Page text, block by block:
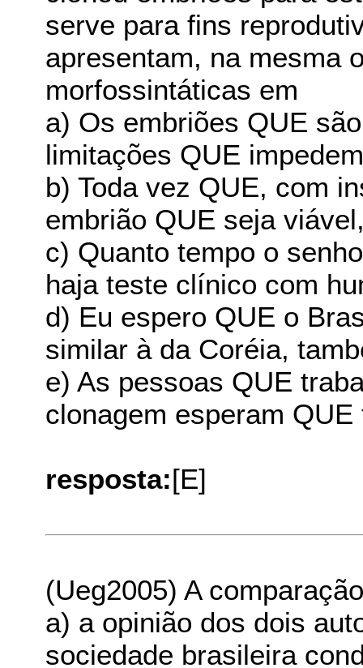
serve para fins
apresentam, na mesma
morfossintáticas em
a) Os embriões QUE
limitações QUE
b) Toda vez QUE, com
embrião QUE seja
c) Quanto tempo o
haja teste clínico com
d) Eu espero QUE o
similar à da Coréia,
e) As pessoas QUE
clonagem esperam
resposta:[E]
(Ueg2005) A
a) a opinião dos dois
sociedade brasileira